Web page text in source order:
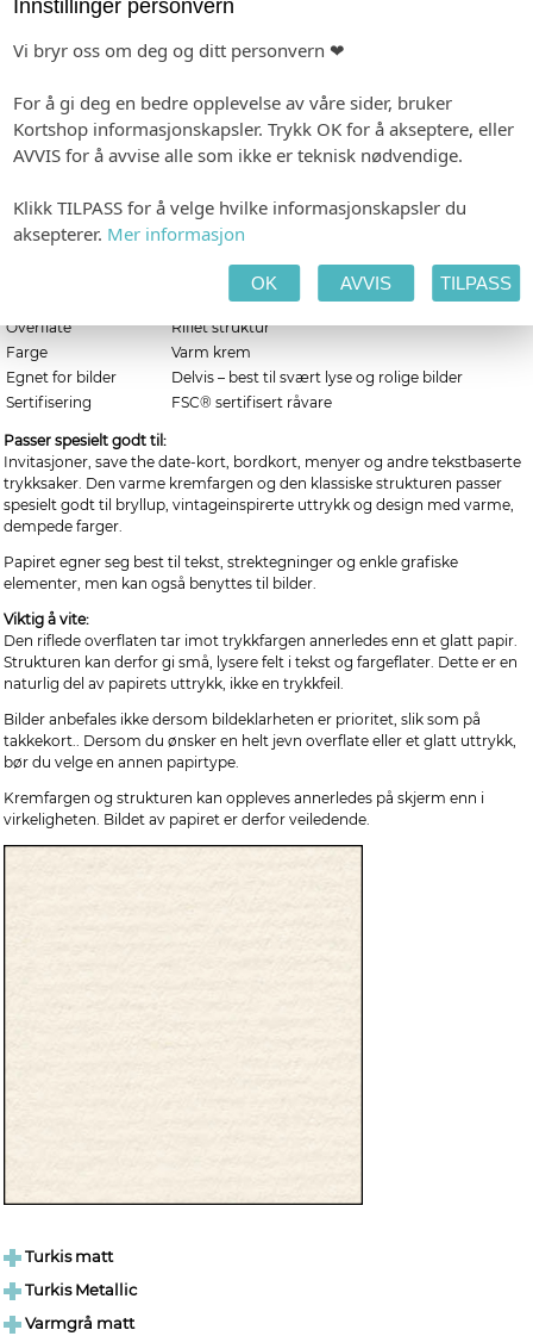
Sort matt
Stålblå matt
Texture Laid
Texture Laid Creme
Et elegant, kremfarget papir med en tydelig, riflet overflatestruktur. Den
varme fargen og den fine linjestrukturen gir papiret et klassisk, mykt og
eksklusivt uttrykk.
Informasjon
300 g/m²
Overflate
Riflet struktur
Farge
Varm krem
Egnet for bilder
Delvis – best til svært lyse og rolige bilder
Sertifisering
FSC® sertifisert råvare
Passer spesielt godt til:
Invitasjoner, save the date-kort, bordkort, menyer og andre tekstbaserte
trykksaker. Den varme kremfargen og den klassiske strukturen passer
spesielt godt til bryllup, vintageinspirerte uttrykk og design med varme,
dempede farger.
Papiret egner seg best til tekst, strektegninger og enkle grafiske
elementer, men kan også benyttes til bilder.
Viktig å vite:
Den riflede overflaten tar imot trykkfargen annerledes enn et glatt papir.
Strukturen kan derfor gi små, lysere felt i tekst og fargeflater. Dette er en
naturlig del av papirets uttrykk, ikke en trykkfeil.
Bilder anbefales ikke dersom bildeklarheten er prioritet, slik som på
takkekort.. Dersom du ønsker en helt jevn overflate eller et glatt uttrykk,
bør du velge en annen papirtype.
Kremfargen og strukturen kan oppleves annerledes på skjerm enn i
virkeligheten. Bildet av papiret er derfor veiledende.
Turkis matt
Turkis Metallic
Varmgrå matt
Innstillinger personvern
Vi bryr oss om deg og ditt personvern ❤
For å gi deg en bedre opplevelse av våre sider, bruker
Kortshop informasjonskapsler. Trykk OK for å akseptere, eller
AVVIS for å avvise alle som ikke er teknisk nødvendige.
Klikk TILPASS for å velge hvilke informasjonskapsler du
aksepterer. Mer informasjon
OK AVVIS TILPASS